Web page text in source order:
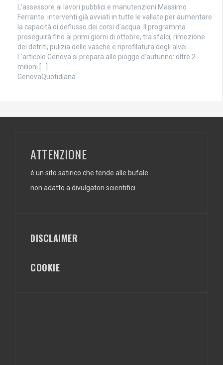
L’assessore ai lavori pubblici e manutenzioni Massimo
Ferrante: interventi già avviati in tutte le vallate per aumentare
la capacità di deflusso dei corsi d’acqua. Il programma
proseguirà fino ai primi giorni di ottobre, tra sfalci, rimozione
dei detriti, pulizia delle vasche e riprofilatura degli alvei
L'articolo Genova si prepara alle piogge d’autunno: oltre 2
milioni […]
GenovaQuotidiana
ATTENZIONE
é un sito satirico che tende alle bufale
non adatto a divulgatori scientifici
DISCLAIMER
COOKIE